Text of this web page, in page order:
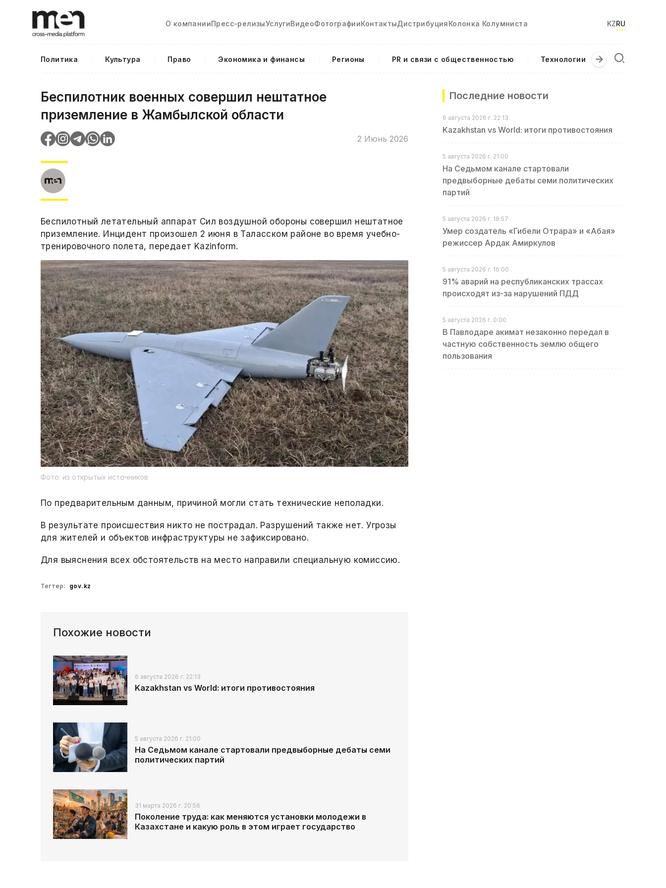
О компанииПресс-релизыУслугиВидеоФотографииКонтактыДистрибуцияКолонка Колумниста KZRU
Политика Культура Право Экономика и финансы Регионы PR и связи с общественностью Технологии Текущие
Беспилотник военных совершил нештатное
приземление в Жамбылской области
2 Июнь 2026
Беспилотный летательный аппарат Сил воздушной обороны совершил нештатное
приземление. Инцидент произошел 2 июня в Таласском районе во время учебно-
тренировочного полета, передает Kazinform.
Фото: из открытых источников
По предварительным данным, причиной могли стать технические неполадки.
В результате происшествия никто не пострадал. Разрушений также нет. Угрозы
для жителей и объектов инфраструктуры не зафиксировано.
Для выяснения всех обстоятельств на место направили специальную комиссию.
Тегтер: gov.kz
Похожие новости
6 августа 2026 г. 22:13
Kazakhstan vs World: итоги противостояния
5 августа 2026 г. 21:00
На Седьмом канале стартовали предвыборные дебаты семи
политических партий
31 марта 2026 г. 20:56
Поколение труда: как меняются установки молодежи в
Казахстане и какую роль в этом играет государство
Последние новости
6 августа 2026 г. 22:13
Kazakhstan vs World: итоги противостояния
5 августа 2026 г. 21:00
На Седьмом канале стартовали
предвыборные дебаты семи политических
партий
5 августа 2026 г. 18:57
Умер создатель «Гибели Отрара» и «Абая»
режиссер Ардак Амиркулов
5 августа 2026 г. 16:00
91% аварий на республиканских трассах
происходят из-за нарушений ПДД
5 августа 2026 г. 0:00
В Павлодаре акимат незаконно передал в
частную собственность землю общего
пользования